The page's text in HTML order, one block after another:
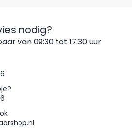
nodig?
van 09:30 tot 17:30 uur